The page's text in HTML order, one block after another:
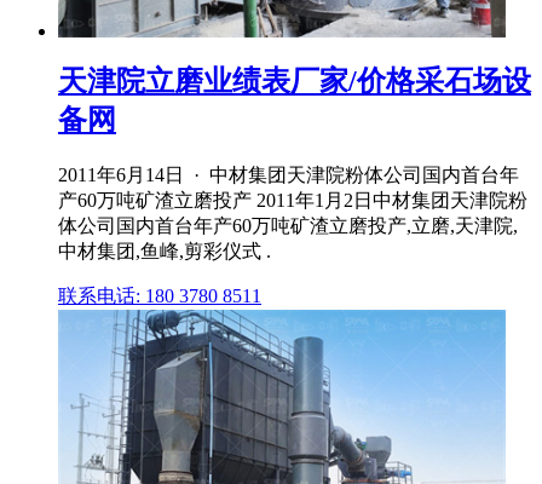
天津院立磨业绩表厂家/价格采石场设
备网
2011年6月14日 · 中材集团天津院粉体公司国内首台年
产60万吨矿渣立磨投产 2011年1月2日中材集团天津院粉
体公司国内首台年产60万吨矿渣立磨投产,立磨,天津院,
中材集团,鱼峰,剪彩仪式 .
联系电话: 180 3780 8511